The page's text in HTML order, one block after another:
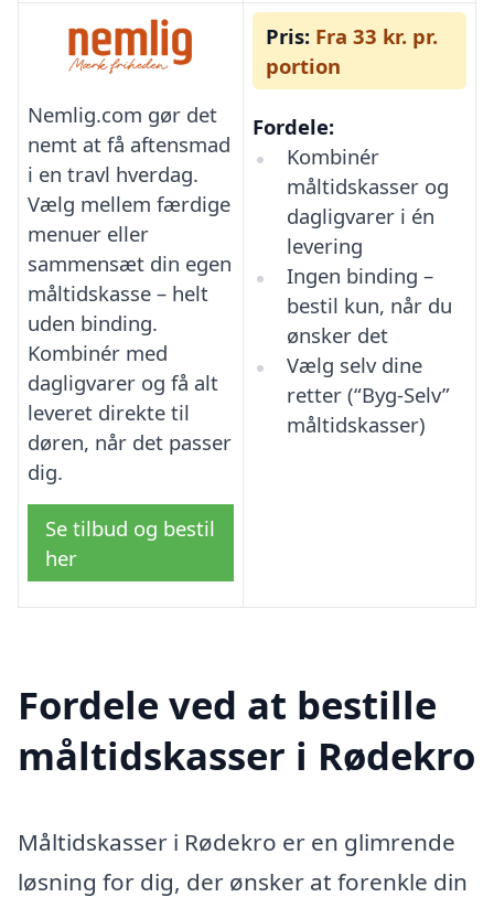
Nemlig.com gør det
nemt at få aftensmad
i en travl hverdag.
Vælg mellem færdige
menuer eller
sammensæt din egen
måltidskasse – helt
uden binding.
Kombinér med
dagligvarer og få alt
leveret direkte til
døren, når det passer
dig.
Se tilbud og bestil
her
Pris: Fra 33 kr. pr.
portion
Fordele:
Kombinér
måltidskasser og
dagligvarer i én
levering
Ingen binding –
bestil kun, når du
ønsker det
Vælg selv dine
retter (“Byg-Selv”
måltidskasser)
Fordele ved at bestille
måltidskasser i Rødekro
Måltidskasser i Rødekro er en glimrende
løsning for dig, der ønsker at forenkle din